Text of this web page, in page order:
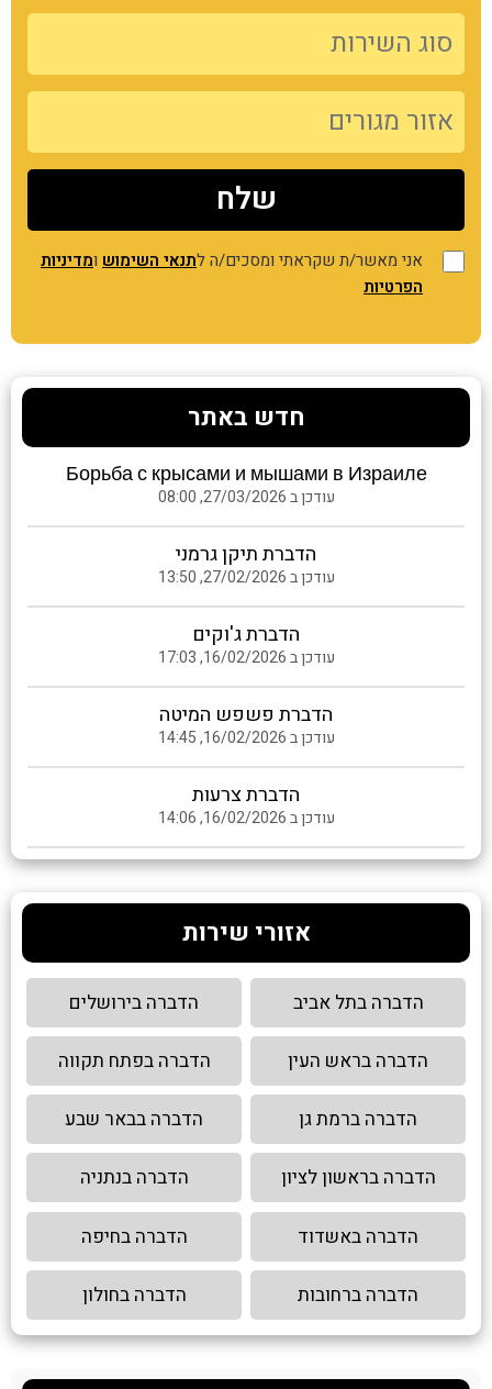
אני מאשר/ת שקראתי ומסכים/ה לתנאי השימוש ומדיניות
הפרטיות
חדש באתר
Борьба с крысами и мышами в Израиле
עודכן ב 27/03/2026, 08:00
הדברת תיקן גרמני
עודכן ב 27/02/2026, 13:50
הדברת ג'וקים
עודכן ב 16/02/2026, 17:03
הדברת פשפש המיטה
עודכן ב 16/02/2026, 14:45
הדברת צרעות
עודכן ב 16/02/2026, 14:06
אזורי שירות
הדברה בתל אביב הדברה בירושלים
הדברה בראש העין הדברה בפתח תקווה
הדברה ברמת גן הדברה בבאר שבע
הדברה בראשון לציון הדברה בנתניה
הדברה באשדוד הדברה בחיפה
הדברה ברחובות הדברה בחולון